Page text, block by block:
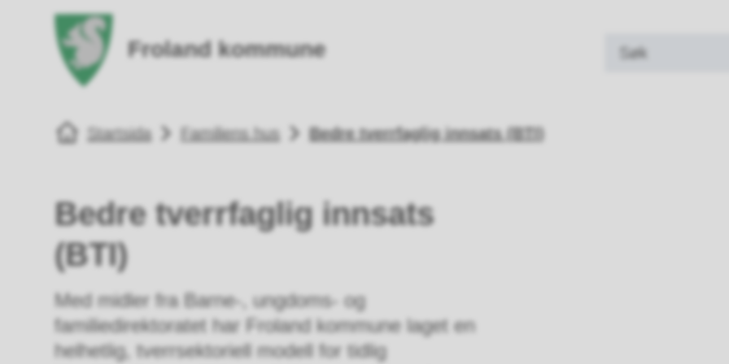
Froland kommune
Du er her:Startsida Familiens hus Bedre tverrfaglig innsats (BTI)
Bedre tverrfaglig innsats
(BTI)
Med midler fra Barne-, ungdoms- og
familiedirektoratet har Froland kommune laget en
helhetlig, tverrsektoriell modell for tidlig